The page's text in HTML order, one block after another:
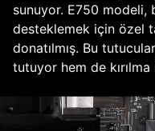
sunuyor. E750 modeli,
desteklemek için özel
donatılmış. Bu
tutuyor hem de